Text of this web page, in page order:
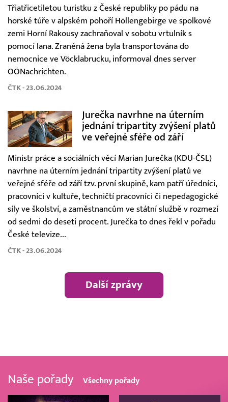
Třiatřicetiletou turistku z České republiky po pádu na
horské túře v alpském pohoří Höllengebirge ve spolkové
zemi Horní Rakousy zachraňoval v sobotu vrtulník s
pomocí lana. Zraněná žena byla transportována do
nemocnice ve Vöcklabrucku, informoval dnes server
OÖNachrichten.
ČTK - 23.06.2024
Jurečka navrhne na úterním
jednání tripartity zvýšení platů
ve veřejné sféře od září
Ministr práce a sociálních věcí Marian Jurečka (KDU-ČSL)
navrhne na úterním jednání tripartity zvýšení platů ve
veřejné sféře od září tzv. první skupině, kam patří úředníci,
pracovníci v kultuře, techničtí pracovníci či nepedagogické
síly ve školství, a zaměstnancům ve státní službě v rozmezí
od sedmi do deseti procent. Jurečka to dnes řekl v pořadu
České televize...
ČTK - 23.06.2024
Další zprávy
Naše pořady Všechny pořady